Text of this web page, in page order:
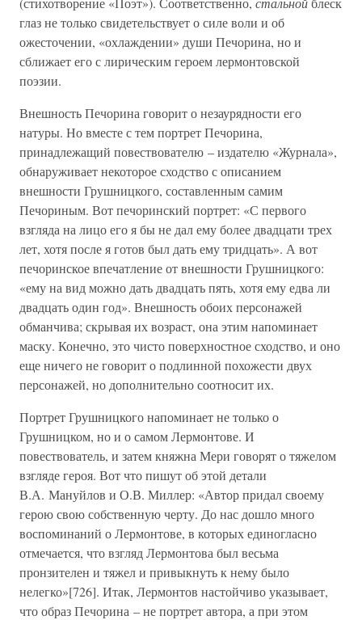
глаз не только свидетельствует о силе воли и об
ожесточении, «охлаждении» души Печорина, но и
сближает его с лирическим героем лермонтовской
поэзии.
Внешность Печорина говорит о незаурядности его
натуры. Но вместе с тем портрет Печорина,
принадлежащий повествователю – издателю «Журнала»,
обнаруживает некоторое сходство с описанием
внешности Грушницкого, составленным самим
Печориным. Вот печоринский портрет: «С первого
взгляда на лицо его я бы не дал ему более двадцати трех
лет, хотя после я готов был дать ему тридцать». А вот
печоринское впечатление от внешности Грушницкого:
«ему на вид можно дать двадцать пять, хотя ему едва ли
двадцать один год». Внешность обоих персонажей
обманчива; скрывая их возраст, она этим напоминает
маску. Конечно, это чисто поверхностное сходство, и оно
еще ничего не говорит о подлинной похожести двух
персонажей, но дополнительно соотносит их.
Портрет Грушницкого напоминает не только о
Грушницком, но и о самом Лермонтове. И
повествователь, и затем княжна Мери говорят о тяжелом
взгляде героя. Вот что пишут об этой детали
В.А. Мануйлов и О.В. Миллер: «Автор придал своему
герою свою собственную черту. До нас дошло много
воспоминаний о Лермонтове, в которых единогласно
отмечается, что взгляд Лермонтова был весьма
пронзителен и тяжел и привыкнуть к нему было
нелегко»[726]. Итак, Лермонтов настойчиво указывает,
что образ Печорина – не портрет автора, а при этом